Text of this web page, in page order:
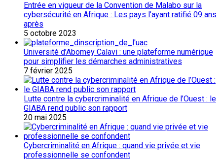
Entrée en vigueur de la Convention de Malabo sur la
cybersécurité en Afrique : Les pays l’ayant ratifié 09 ans
après
5 octobre 2023
Université d’Abomey Calavi : une plateforme numérique
pour simplifier les démarches administratives
7 février 2025
Lutte contre la cybercriminalité en Afrique de l’Ouest : le
GIABA rend public son rapport
20 mai 2025
Cybercriminalité en Afrique : quand vie privée et vie
professionnelle se confondent